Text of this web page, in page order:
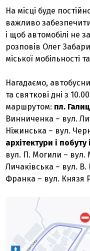
На місці буде
важливо
і щоб автомобілі не
розповів Олег
міської мобільності
Нагадаємо,
та святкові дні з
маршрутом: пл.
Винниченка – вул.
Ніжинська – вул.
архітектури і
вул. П. Могили – вул.
Личаківська – вул.
Франка – вул. Князя